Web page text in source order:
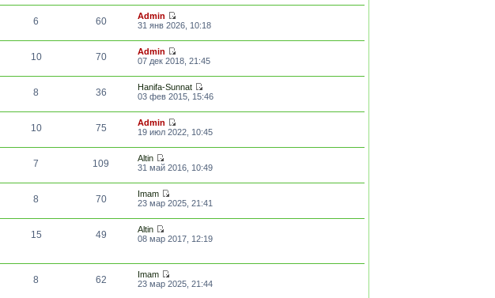
6 60
Admin
31 янв 2026, 10:18
10 70
Admin
07 дек 2018, 21:45
8 36
Hanifa-Sunnat
03 фев 2015, 15:46
10 75
Admin
19 июл 2022, 10:45
7 109
Altin
31 май 2016, 10:49
8 70
Imam
23 мар 2025, 21:41
15 49
Altin
08 мар 2017, 12:19
8 62
Imam
23 мар 2025, 21:44